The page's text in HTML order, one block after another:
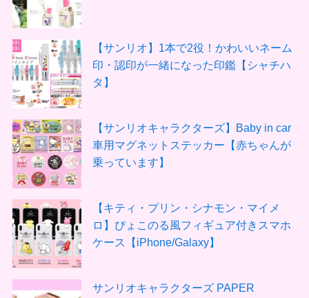
【サンリオ】1本で2役！かわいいネーム
印・認印が一緒になった印鑑【シャチハ
タ】
【サンリオキャラクターズ】Baby in car
車用マグネットステッカー【赤ちゃんが
乗っています】
【キティ・プリン・シナモン・マイメ
ロ】ぴょこのる風フィギュア付きスマホ
ケース【iPhone/Galaxy】
サンリオキャラクターズ PAPER